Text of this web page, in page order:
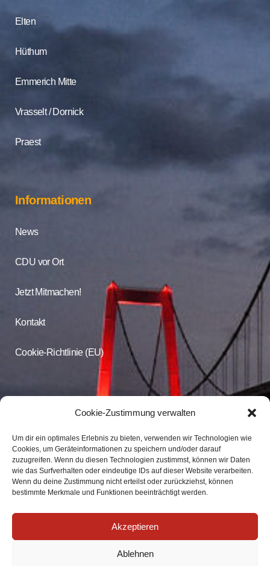
Cookie-Zustimmung verwalten
Um dir ein optimales Erlebnis zu bieten, verwenden wir Technologien wie
Cookies, um Geräteinformationen zu speichern und/oder darauf
zuzugreifen. Wenn du diesen Technologien zustimmst, können wir Daten
wie das Surfverhalten oder eindeutige IDs auf dieser Website verarbeiten.
Wenn du deine Zustimmung nicht erteilst oder zurückziehst, können
bestimmte Merkmale und Funktionen beeinträchtigt werden.
Akzeptieren
Ablehnen
Elten
Hüthum
Emmerich Mitte
Vrasselt / Dornick
Praest
Informationen
News
CDU vor Ort
Jetzt Mitmachen!
Kontakt
Cookie-Richtlinie (EU)
CDU Online
Folgen Sie der CDU Emmerich auf Facebook und Instagram
CDU Emmerich
CDU Emmerich